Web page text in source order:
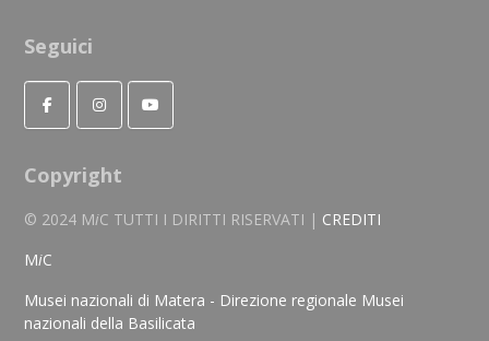
Seguici
Copyright
© 2024 MiC TUTTI I DIRITTI RISERVATI | CREDITI
MiC
Musei nazionali di Matera - Direzione regionale Musei
nazionali della Basilicata